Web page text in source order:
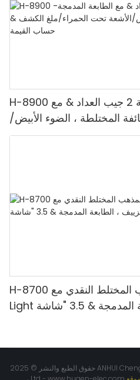
H-8900 من الدرجة المصرفية 2 جيب العداد & مع
المختلطة ، الضوء الأبيض/
ملغ الكشف & حساب القيمة
H-8700 عداد المذهب المختلط النقدي مع IR/White
Light مضاد للتزييف ، الطابعة المدمجة & 3.5 "شاشة
حقوق الطبع والنشر © 2025 ANHUI Chenguang Electronic Technology Co.